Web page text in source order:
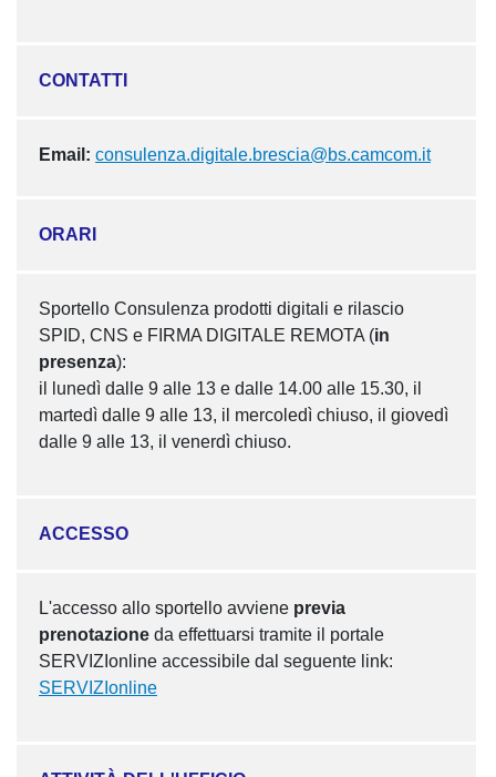
CONTATTI
Email: consulenza.digitale.brescia@bs.camcom.it
ORARI
Sportello Consulenza prodotti digitali e rilascio
SPID, CNS e FIRMA DIGITALE REMOTA (in
presenza):
il lunedì dalle 9 alle 13 e dalle 14.00 alle 15.30, il
martedì dalle 9 alle 13, il mercoledì chiuso, il giovedì
dalle 9 alle 13, il venerdì chiuso.
ACCESSO
L'accesso allo sportello avviene previa
prenotazione da effettuarsi tramite il portale
SERVIZIonline accessibile dal seguente link:
SERVIZIonline